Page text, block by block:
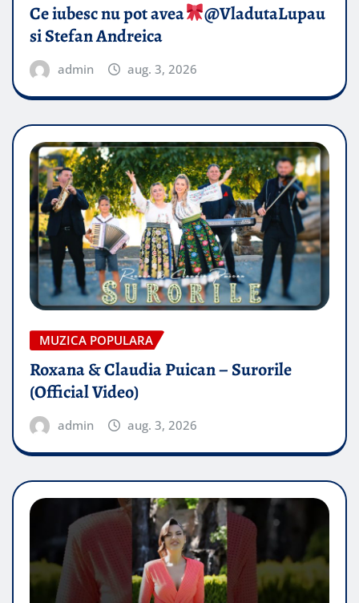
Ce iubesc nu pot avea
​@VladutaLupau
si Stefan Andreica
admin aug. 3, 2026
MUZICA POPULARA
Roxana & Claudia Puican – Surorile
(Official Video)
admin aug. 3, 2026